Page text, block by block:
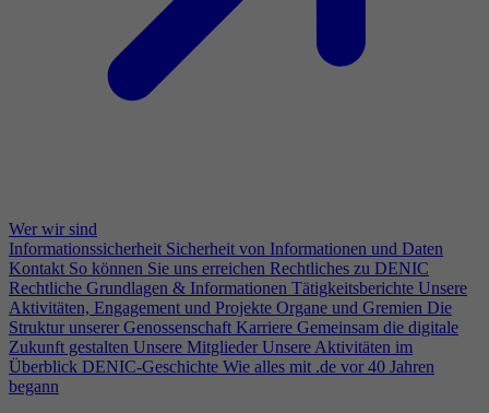
Wer wir sind
Informationssicherheit Sicherheit von Informationen und Daten
Kontakt So können Sie uns erreichen Rechtliches zu DENIC
Rechtliche Grundlagen & Informationen Tätigkeitsberichte Unsere
Aktivitäten, Engagement und Projekte Organe und Gremien Die
Struktur unserer Genossenschaft Karriere Gemeinsam die digitale
Zukunft gestalten Unsere Mitglieder Unsere Aktivitäten im
Überblick DENIC-Geschichte Wie alles mit .de vor 40 Jahren
begann